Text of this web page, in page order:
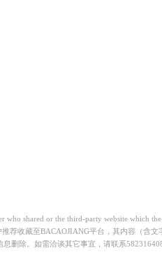
shared or the third-party website which
荐收藏至BACAOJIANG平台，其内容（含
删除。如需洽谈其它事宜，请联系